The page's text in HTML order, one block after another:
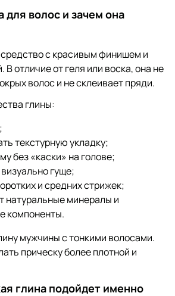
для волос и зачем она
с красивым финишем и
В отличие от геля или воска, она не
волос и не склеивает пряди.
глины:
текстурную укладку;
без «каски» на голове;
гуще;
и средних стрижек;
натуральные минералы и
компоненты.
мужчины с тонкими волосами.
прическу более плотной и
глина подойдет именно